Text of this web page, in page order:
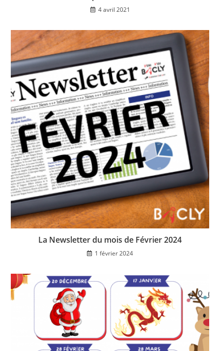
4 avril 2021
La Newsletter du mois de Février 2024
1 février 2024